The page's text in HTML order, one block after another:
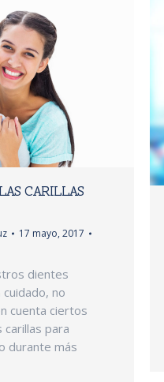
CARILLAS
17 mayo, 2017
dientes
no
cuenta ciertos
para
durante más